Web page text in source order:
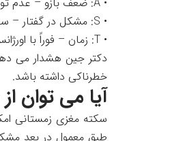
• S: مشکل در گفتار – سخن بگویید امکان پذیر بریده بریده یا نامفهوم شود.
• T: زمان – فوراً با اورژانس تماس بگیرید.
دکتر جین هشدار می
خطرناکی داشته باشد.
آیا می توان
سکته مغزی زمستانی
طبق معمول در بعد